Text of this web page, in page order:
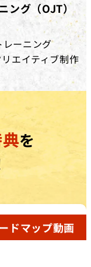
ング（OJT）
レーニング
エイティブ制作
を
ドマップ動画